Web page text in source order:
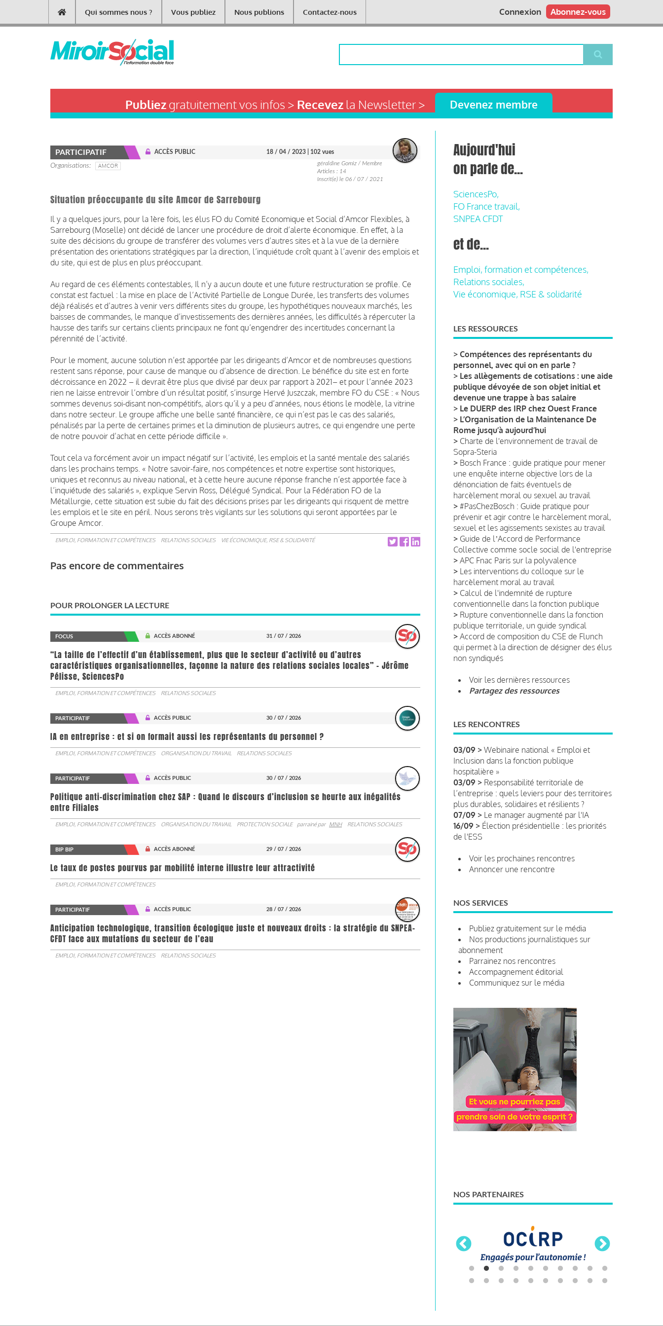
contenu
Main
navigation
Qui sommes nous ? Vous publiez Nous publions Contactez-nous Abonnez-vous
Connexion
Publiezgratuitement vos infos > Recevezla Newsletter > Devenez membre
PARTICIPATIF ACCÈS PUBLIC 18 / 04 / 2023 | 102 vues
Organisations AMCOR
géraldine Gomiz / Membre
Articles : 14
Inscrit(e) le 06 / 07 / 2021
Situation préoccupante du site Amcor de Sarrebourg
Il y a quelques jours, pour la 1ère fois, les élus FO du Comité Economique et Social d’Amcor Flexibles, à
Sarrebourg (Moselle) ont décidé de lancer une procédure de droit d’alerte économique. En effet, à la
suite des décisions du groupe de transférer des volumes vers d’autres sites et à la vue de la dernière
présentation des orientations stratégiques par la direction, l’inquiétude croît quant à l’avenir des emplois et
du site, qui est de plus en plus préoccupant.
Au regard de ces éléments contestables, Il n’y a aucun doute et une future restructuration se profile. Ce
constat est factuel : la mise en place de l’Activité Partielle de Longue Durée, les transferts des volumes
déjà réalisés et d’autres à venir vers différents sites du groupe, les hypothétiques nouveaux marchés, les
baisses de commandes, le manque d’investissements des dernières années, les difficultés à répercuter la
hausse des tarifs sur certains clients principaux ne font qu’engendrer des incertitudes concernant la
pérennité de l’activité.
Pour le moment, aucune solution n’est apportée par les dirigeants d’Amcor et de nombreuses questions
restent sans réponse, pour cause de manque ou d’absence de direction. Le bénéfice du site est en forte
décroissance en 2022 – il devrait être plus que divisé par deux par rapport à 2021– et pour l’année 2023
rien ne laisse entrevoir l’ombre d’un résultat positif, s’insurge Hervé Juszczak, membre FO du CSE : « Nous
sommes devenus soi-disant non-compétitifs, alors qu’il y a peu d’années, nous étions le modèle, la vitrine
dans notre secteur. Le groupe affiche une belle santé financière, ce qui n’est pas le cas des salariés,
pénalisés par la perte de certaines primes et la diminution de plusieurs autres, ce qui engendre une perte
de notre pouvoir d’achat en cette période difficile ».
Tout cela va forcément avoir un impact négatif sur l’activité, les emplois et la santé mentale des salariés
dans les prochains temps. « Notre savoir-faire, nos compétences et notre expertise sont historiques,
uniques et reconnus au niveau national, et à cette heure aucune réponse franche n’est apportée face à
l’inquiétude des salariés », explique Servin Ross, Délégué Syndical. Pour la Fédération FO de la
Métallurgie, cette situation est subie du fait des décisions prises par les dirigeants qui risquent de mettre
les emplois et le site en péril. Nous serons très vigilants sur les solutions qui seront apportées par le
Groupe Amcor.
EMPLOI, FORMATION ET COMPÉTENCES RELATIONS SOCIALES VIE ÉCONOMIQUE, RSE & SOLIDARITÉ
Pas encore de commentaires
POUR PROLONGER LA LECTURE
FOCUS ACCÈS ABONNÉ 31 / 07 / 2026
“La taille de l’effectif d’un établissement, plus que le secteur d’activité ou d’autres
caractéristiques organisationnelles, façonne la nature des relations sociales locales” - Jérôme
Pélisse, SciencesPo
EMPLOI, FORMATION ET COMPÉTENCES RELATIONS SOCIALES
PARTICIPATIF ACCÈS PUBLIC 30 / 07 / 2026
IA en entreprise : et si on formait aussi les représentants du personnel ?
EMPLOI, FORMATION ET COMPÉTENCES ORGANISATION DU TRAVAIL RELATIONS SOCIALES
PARTICIPATIF ACCÈS PUBLIC 30 / 07 / 2026
Politique anti-discrimination chez SAP : Quand le discours d’inclusion se heurte aux inégalités
entre Filiales
EMPLOI, FORMATION ET COMPÉTENCES ORGANISATION DU TRAVAIL PROTECTION SOCIALE parrainé par MNH RELATIONS SOCIALES
BIP BIP ACCÈS ABONNÉ 29 / 07 / 2026
Le taux de postes pourvus par mobilité interne illustre leur attractivité
EMPLOI, FORMATION ET COMPÉTENCES
PARTICIPATIF ACCÈS PUBLIC 28 / 07 / 2026
Anticipation technologique, transition écologique juste et nouveaux droits : la stratégie du SNPEA-
CFDT face aux mutations du secteur de l’eau
EMPLOI, FORMATION ET COMPÉTENCES RELATIONS SOCIALES
Aujourd'hui
on parle de...
SciencesPo,
FO France travail,
SNPEA CFDT
et de...
Emploi, formation et compétences,
Relations sociales,
Vie économique, RSE & solidarité
LES RESSOURCES
> Compétences des représentants du
personnel, avec qui on en parle ?
> Les allègements de cotisations : une aide
publique dévoyée de son objet initial et
devenue une trappe à bas salaire
> Le DUERP des IRP chez Ouest France
> L’Organisation de la Maintenance De
Rome jusqu’à aujourd’hui
> Charte de l'environnement de travail de
Sopra-Steria
> Bosch France : guide pratique pour mener
une enquête interne objective lors de la
dénonciation de faits éventuels de
harcèlement moral ou sexuel au travail
> #PasChezBosch : Guide pratique pour
prévenir et agir contre le harcèlement moral,
sexuel et les agissements sexistes au travail
> Guide de lʼAccord de Performance
Collective comme socle social de l'entreprise
> APC Fnac Paris sur la polyvalence
> Les interventions du colloque sur le
harcèlement moral au travail
> Calcul de l'indemnité de rupture
conventionnelle dans la fonction publique
> Rupture conventionnelle dans la fonction
publique territoriale, un guide syndical
> Accord de composition du CSE de Flunch
qui permet à la direction de désigner des élus
non syndiqués
Voir les dernières ressources
Partagez des ressources
LES RENCONTRES
03/09 > Webinaire national « Emploi et
Inclusion dans la fonction publique
hospitalière »
03/09 > Responsabilité territoriale de
l’entreprise : quels leviers pour des territoires
plus durables, solidaires et résilients ?
07/09 > Le manager augmenté par l'IA
16/09 > Élection présidentielle : les priorités
de l'ESS
Voir les prochaines rencontres
Annoncer une rencontre
NOS SERVICES
Publiez gratuitement sur le média
Nos productions journalistiques sur
abonnement
Parrainez nos rencontres
Accompagnement éditorial
Communiquez sur le média
NOS PARTENAIRES